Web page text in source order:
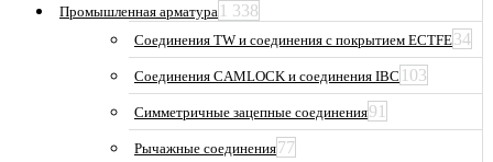
Промышленная арматура 1 338
Соединения TW и соединения с покрытием ECTFE34
Соединения CAMLOCK и соединения IBC 103
Симметричные зацепные соединения91
Рычажные соединения77